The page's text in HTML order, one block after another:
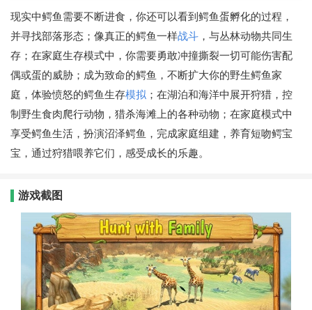
现实中鳄鱼需要不断进食，你还可以看到鳄鱼蛋孵化的过程，
并寻找部落形态；像真正的鳄鱼一样战斗 ，与丛林动物共同生
存；在家庭生存模式中，你需要勇敢冲撞撕裂一切可能伤害配
偶或蛋的威胁；成为致命的鳄鱼，不断扩大你的野生鳄鱼家
庭，体验愤怒的鳄鱼生存模拟 ；在湖泊和海洋中展开狩猎，控
制野生食肉爬行动物，猎杀海滩上的各种动物；在家庭模式中
享受鳄鱼生活，扮演沼泽鳄鱼，完成家庭组建，养育短吻鳄宝
宝，通过狩猎喂养它们，感受成长的乐趣。
游戏截图